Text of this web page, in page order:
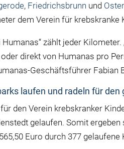
, Friedrichsbrunn und
dem Verein für krebskranke
Humanas“ zählt jeder
direkt von Humanas pro
Geschäftsführer Fabian
laufen und radeln für den
den Verein krebskranker
gelaufen. Somit
Euro durch 377 gelaufene